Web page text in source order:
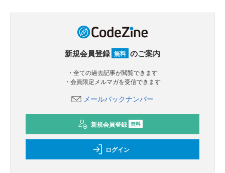
新規会員登録 無料 のご案内
・全ての過去記事が閲覧できます
・会員限定メルマガを受信できます
メールバックナンバー
新規会員登録 無料
ログイン